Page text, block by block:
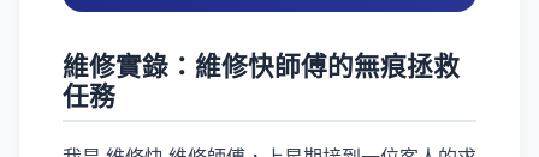
維修實錄：維修快師傅的無痕拯救
任務